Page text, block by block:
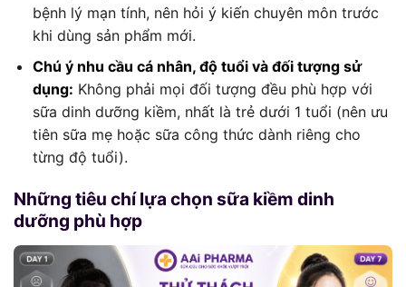
bệnh lý mạn tính, nên hỏi ý kiến chuyên môn trước
khi dùng sản phẩm mới.
Chú ý nhu cầu cá nhân, độ tuổi và đối tượng sử
dụng: Không phải mọi đối tượng đều phù hợp với
sữa dinh dưỡng kiềm, nhất là trẻ dưới 1 tuổi (nên ưu
tiên sữa mẹ hoặc sữa công thức dành riêng cho
từng độ tuổi).
Những tiêu chí lựa chọn sữa kiềm dinh
dưỡng phù hợp